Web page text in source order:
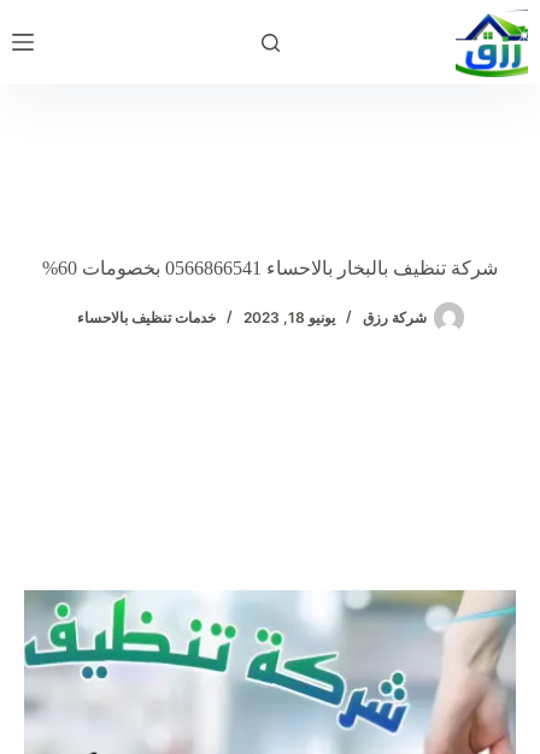
التجاوز
إلى
المحتوى
شركة تنظيف بالبخار بالاحساء 0566866541 بخصومات 60%
شركة رزق يونيو 18, 2023 خدمات تنظيف بالاحساء